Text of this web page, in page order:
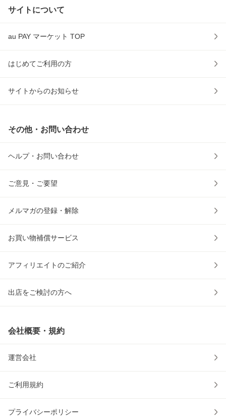
サイトについて
au PAY マーケット TOP
はじめてご利用の方
サイトからのお知らせ
その他・お問い合わせ
ヘルプ・お問い合わせ
ご意見・ご要望
メルマガの登録・解除
お買い物補償サービス
アフィリエイトのご紹介
出店をご検討の方へ
会社概要・規約
運営会社
ご利用規約
プライバシーポリシー